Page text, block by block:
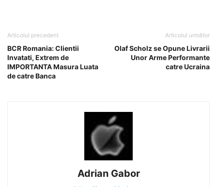
Articolul precedent
BCR Romania: Clientii
Invatati, Extrem de
IMPORTANTA Masura Luata
de catre Banca
Articolul următor
Olaf Scholz se Opune Livrarii
Unor Arme Performante
catre Ucraina
Adrian Gabor